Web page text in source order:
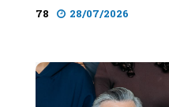
78 28/07/2026